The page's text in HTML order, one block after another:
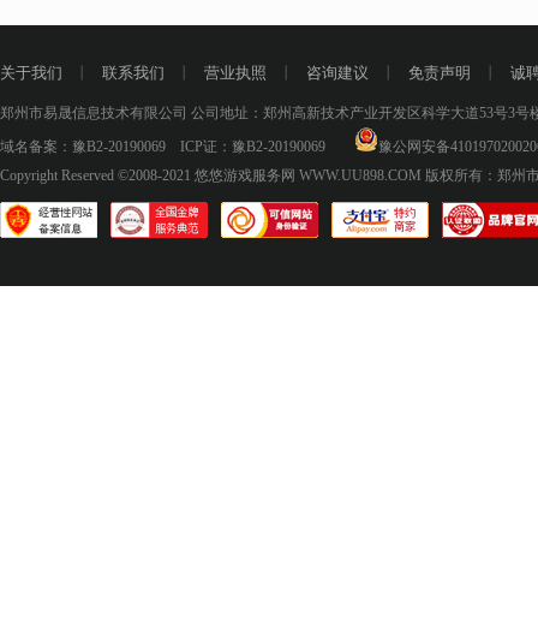
关于我们 联系我们 营业执照 咨询建议 免责声明 诚
郑州市易晟信息技术有限公司 公司地址：郑州高新技术产业开发区科学大道53号3号
域名备案： 豫B2-20190069 ICP证： 豫B2-20190069
豫公网安备
Copyright Reserved ©2008-2021 悠悠游戏服务网 WWW.UU898.COM 版权所有：郑州